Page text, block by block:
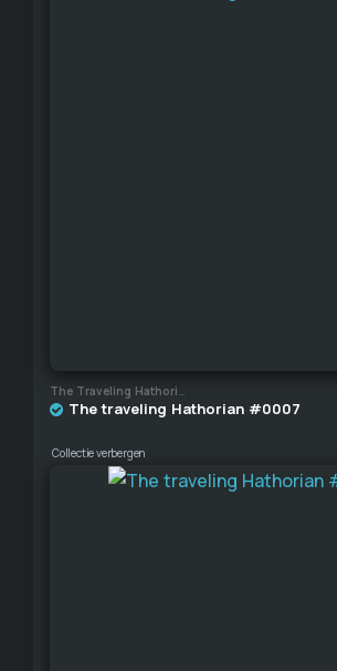
The Traveling Hathorian
The traveling Hathorian #0007
Collectie verbergen